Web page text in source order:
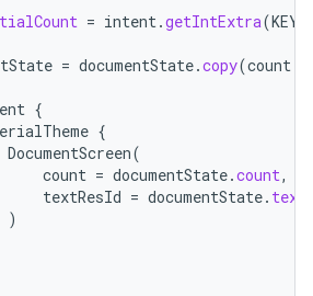
= intent .getIntExtra(
= documentState.copy(count
{
{
DocumentScreen(
count = documentState.count,
textResId = documentState.
)